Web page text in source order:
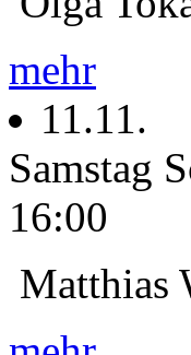
mehr
11.11.
Samstag
16:00
Matthias